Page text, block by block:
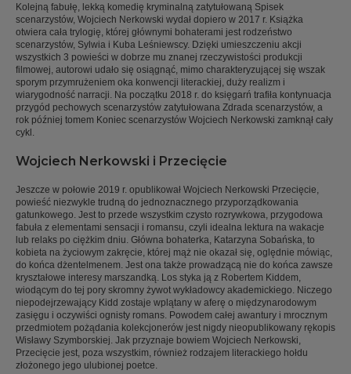
Kolejną fabułę, lekką komedię kryminalną zatytułowaną Spisek
scenarzystów, Wojciech Nerkowski wydał dopiero w 2017 r. Książka
otwiera cała trylogię, której głównymi bohaterami jest rodzeństwo
scenarzystów, Sylwia i Kuba Leśniewscy. Dzięki umieszczeniu akcji
wszystkich 3 powieści w dobrze mu znanej rzeczywistości produkcji
filmowej, autorowi udało się osiągnąć, mimo charakteryzującej się wszak
sporym przymrużeniem oka konwencji literackiej, duży realizm i
wiarygodność narracji. Na początku 2018 r. do księgarń trafiła kontynuacja
przygód pechowych scenarzystów zatytułowana Zdrada scenarzystów, a
rok później tomem Koniec scenarzystów Wojciech Nerkowski zamknął cały
cykl.
Wojciech Nerkowski i Przecięcie
Jeszcze w połowie 2019 r. opublikował Wojciech Nerkowski Przecięcie,
powieść niezwykle trudną do jednoznacznego przyporządkowania
gatunkowego. Jest to przede wszystkim czysto rozrywkowa, przygodowa
fabuła z elementami sensacji i romansu, czyli idealna lektura na wakacje
lub relaks po ciężkim dniu. Główna bohaterka, Katarzyna Sobańska, to
kobieta na życiowym zakręcie, której mąż nie okazał się, oględnie mówiąc,
do końca dżentelmenem. Jest ona także prowadzącą nie do końca zawsze
kryształowe interesy marszandką. Los styka ją z Robertem Kiddem,
wiodącym do tej pory skromny żywot wykładowcy akademickiego. Niczego
niepodejrzewający Kidd zostaje wplątany w aferę o międzynarodowym
zasięgu i oczywiści ognisty romans. Powodem całej awantury i mrocznym
przedmiotem pożądania kolekcjonerów jest nigdy nieopublikowany rękopis
Wisławy Szymborskiej. Jak przyznaje bowiem Wojciech Nerkowski,
Przecięcie jest, poza wszystkim, również rodzajem literackiego hołdu
złożonego jego ulubionej poetce.